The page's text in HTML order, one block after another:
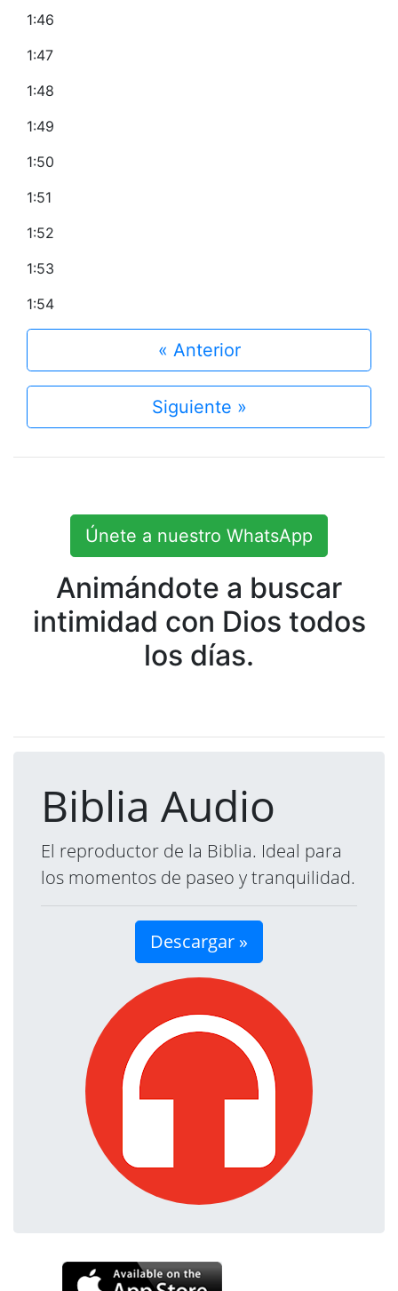
1:46
1:47
1:48
1:49
1:50
1:51
1:52
1:53
1:54
« Anterior
Siguiente »
Únete a nuestro WhatsApp
Animándote a buscar
intimidad con Dios todos
los días.
Biblia Audio
El reproductor de la Biblia. Ideal para
los momentos de paseo y tranquilidad.
Descargar »